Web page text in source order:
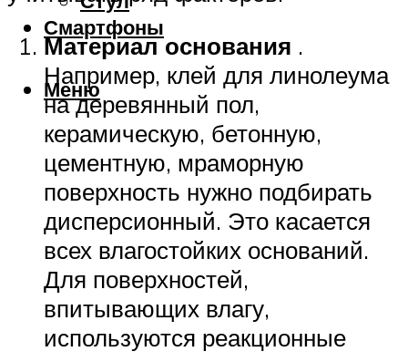
Смартфоны
Меню
Материал основания .
Например, клей для линолеума
на деревянный пол,
керамическую, бетонную,
цементную, мраморную
поверхность нужно подбирать
дисперсионный. Это касается
всех влагостойких оснований.
Для поверхностей,
впитывающих влагу,
используются реакционные